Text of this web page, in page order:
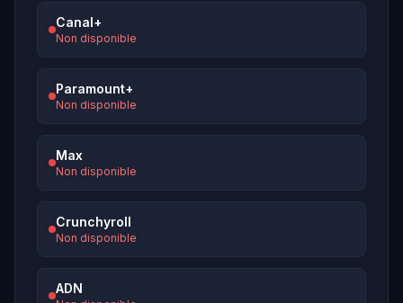
Canal+
Non disponible
Paramount+
Non disponible
Max
Non disponible
Crunchyroll
Non disponible
ADN